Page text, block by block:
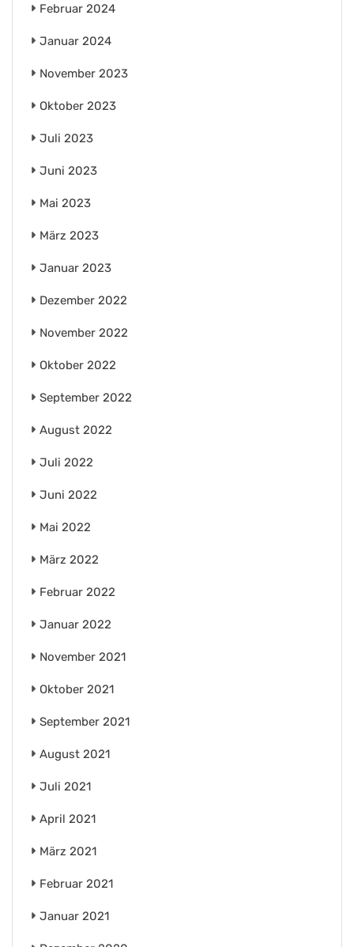
Februar 2024
Januar 2024
November 2023
Oktober 2023
Juli 2023
Juni 2023
Mai 2023
März 2023
Januar 2023
Dezember 2022
November 2022
Oktober 2022
September 2022
August 2022
Juli 2022
Juni 2022
Mai 2022
März 2022
Februar 2022
Januar 2022
November 2021
Oktober 2021
September 2021
August 2021
Juli 2021
April 2021
März 2021
Februar 2021
Januar 2021